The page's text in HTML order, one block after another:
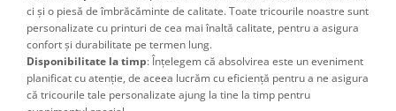
ci și o piesă de îmbrăcăminte de calitate. Toate tricourile noastre sunt
personalizate cu printuri de cea mai înaltă calitate, pentru a asigura
confort și durabilitate pe termen lung.
Disponibilitate la timp: Înțelegem că absolvirea este un eveniment
planificat cu atenție, de aceea lucrăm cu eficiență pentru a ne asigura
că tricourile tale personalizate ajung la tine la timp pentru